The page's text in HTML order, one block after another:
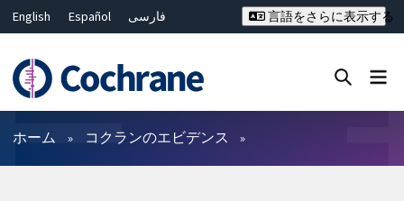
English Español
فارسی
Deutsch
Bahasa Malaysia
ไทย
繁體中文
简体中文
言語をさらに表示する
フィルター
ホーム コクランのエビデンス